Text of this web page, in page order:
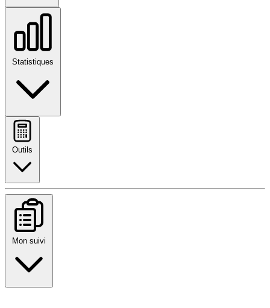
Statistiques
Outils
Mon suivi